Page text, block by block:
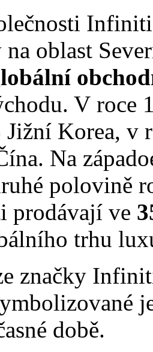
na oblast
V roce
Korea, v
Na
polovině
prodávají ve
trhu
značky
době.